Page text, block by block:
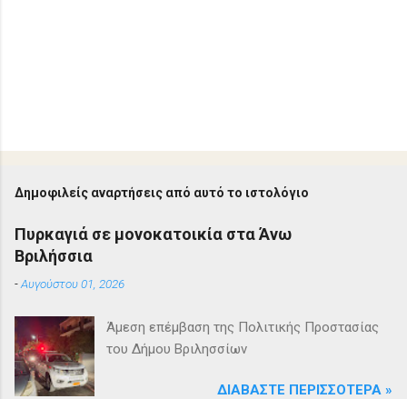
Δημοφιλείς αναρτήσεις από αυτό το ιστολόγιο
Πυρκαγιά σε μονοκατοικία στα Άνω
Βριλήσσια
-Αυγούστου 01, 2026
Άμεση επέμβαση της Πολιτικής Προστασίας
του Δήμου Βριλησσίων
ΔΙΑΒΆΣΤΕ ΠΕΡΙΣΣΌΤΕΡΑ »